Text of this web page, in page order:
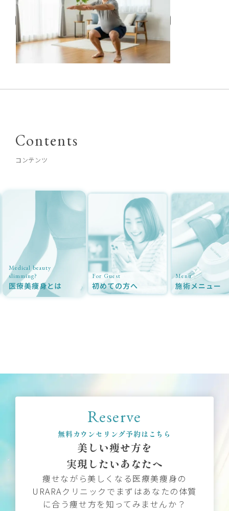
Contents
コンテンツ
Medical beauty
slimming?
医療美痩身とは
For Guest
初めての方へ
Menu
施術メニュー
Reserve
無料カウンセリング予約はこちら
美しい痩せ方を
実現したいあなたへ
痩せながら美しくなる医療美痩身の
URARAクリニックでまずはあなたの体質
に合う痩せ方を知ってみませんか？